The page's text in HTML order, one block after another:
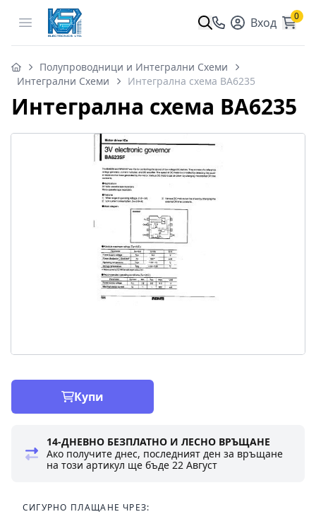
Open menu Вход 0
Полупроводници и Интегрални Схеми
Интегрални Схеми
Интегрална схема BA6235
Интегрална схема BA6235
Купи
14-ДНЕВНО БЕЗПЛАТНО И ЛЕСНО ВРЪЩАНЕ
Ако получите днес, последният ден за връщане
на този артикул ще бъде22 Август
СИГУРНО ПЛАЩАНЕ ЧРЕЗ: